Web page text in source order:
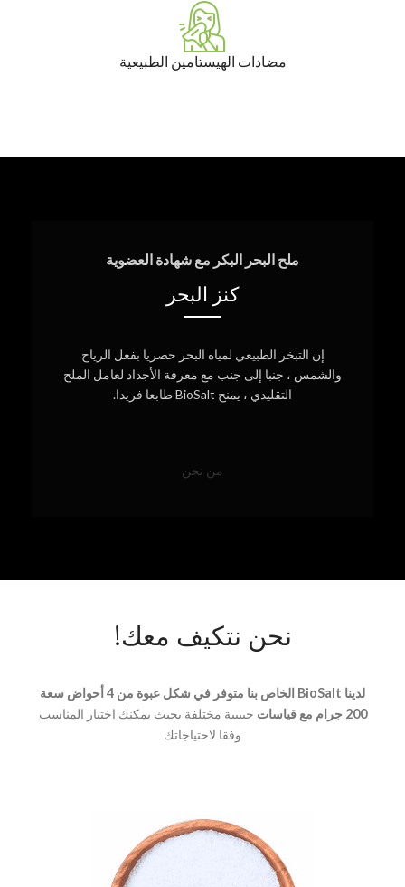
مضادات الهيستامين الطبيعية
ملح البحر البكر مع شهادة العضوية
كنز البحر
إن التبخر الطبيعي لمياه البحر حصريا بفعل الرياح
والشمس ، جنبا إلى جنب مع معرفة الأجداد لعامل الملح
التقليدي ، يمنح BioSalt طابعا فريدا.
من نحن
نحن نتكيف معك!
لدينا BioSalt الخاص بنا متوفر في شكل عبوة من 4 أحواض سعة
200 جرام مع قياسات
حبيبية مختلفة بحيث يمكنك اختيار المناسب
وفقا لاحتياجاتك